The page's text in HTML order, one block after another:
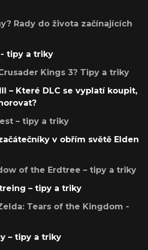
Rady do života začínajících
tipy a triky
Kings 3? Tipy a triky
– Které DLC se vyplatí koupit,
– tipy a triky
v obřím světě Elden
of the Erdtree – tipy a triky
– tipy a triky
Tears of the Kingdom -
– tipy a triky